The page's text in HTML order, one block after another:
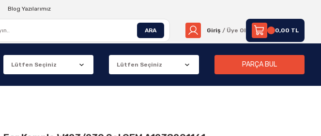
Blog Yazılarımız
ARA Giriş / Üye Ol 0,00 TL
PARÇA BUL